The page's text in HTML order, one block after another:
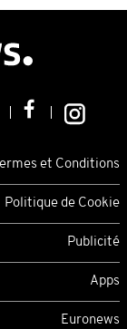
et Conditions
Politique de Cookie
Publicité
Apps
Euronews